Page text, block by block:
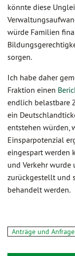
könnte diese
würde Familien
sorgen.
Ich habe daher
Fraktion einen
endlich belastbare
ein
entstehen würden,
Einsparpotenzial
eingespart werden
und Verkehr wurde
zurückgestellt und
behandelt werden.
Anträge und